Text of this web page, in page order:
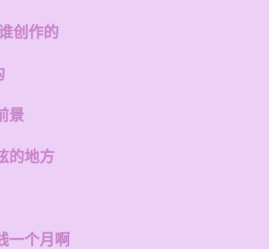
创作的
景
的地方
一个月啊